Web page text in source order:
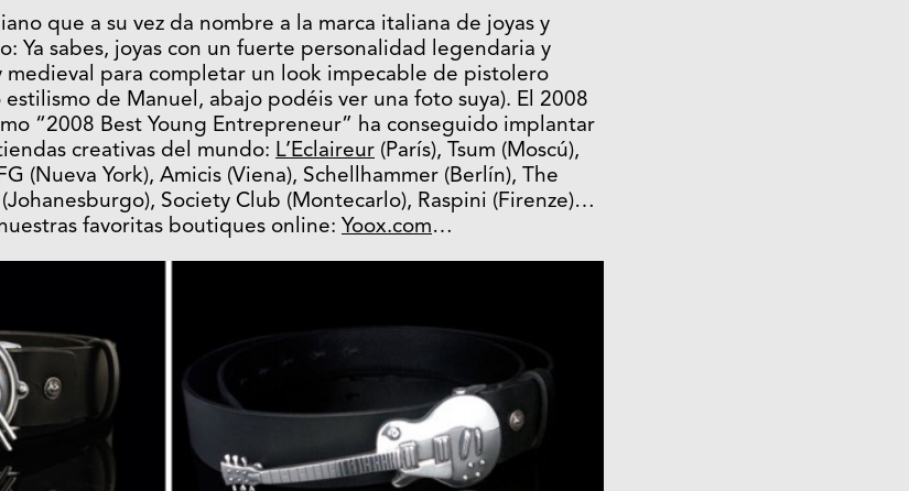
que a su vez da nombre a la marca italiana de joyas y
Ya sabes, joyas con un fuerte personalidad legendaria y
medieval para completar un look impecable de pistolero
de Manuel, abajo podéis ver una foto suya). El 2008
“2008 Best Young Entrepreneur” ha conseguido implantar
creativas del mundo: L’Eclaireur (París), Tsum (Moscú),
(Nueva York), Amicis (Viena), Schellhammer (Berlín), The
Society Club (Montecarlo), Raspini (Firenze)…
favoritas boutiques online: Yoox.com…